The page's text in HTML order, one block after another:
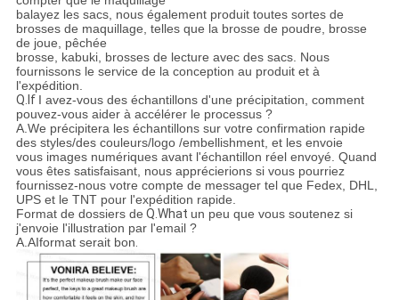
balayez les sacs, nous également produit toutes sortes de
brosses de maquillage, telles que la brosse de poudre, brosse
de joue, pêchée
brosse, kabuki, brosses de lecture avec des sacs. Nous
fournissons le service de la conception au produit et à
l'expédition.
Q.If I avez-vous des échantillons d'une précipitation, comment
pouvez-vous aider à accélérer le processus ?
A.We précipitera les échantillons sur votre confirmation rapide
des styles/des couleurs/logo /embellishment, et les envoie
vous images numériques avant l'échantillon réel envoyé. Quand
vous êtes satisfaisant, nous apprécierions si vous pourriez
fournissez-nous votre compte de messager tel que Fedex, DHL,
UPS et le TNT pour l'expédition rapide.
Format de dossiers de Q.What un peu que vous soutenez si
j'envoie l'illustration par l'email ?
A.AIformat serait bon